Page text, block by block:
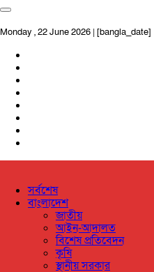
Monday , 22 June 2026 | [bangla_date]
সর্বশেষ
বাংলাদেশ
জাতীয়
আইন-আদালত
বিশেষ প্রতিবেদন
কৃষি
স্থানীয় সরকার